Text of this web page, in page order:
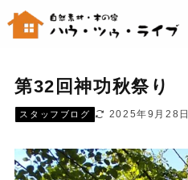
第32回神功秋祭り
スタッフブログ 2025年9月28日